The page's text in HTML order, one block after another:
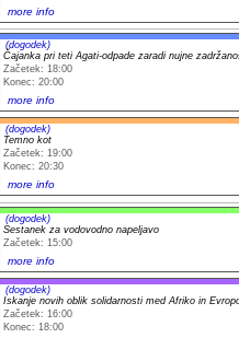
more info
(dogodek)
Čajanka pri teti Agati-odpade zaradi nujne
Začetek: 18:00
Konec: 20:00
more info
(dogodek)
Temno kot
Začetek: 19:00
Konec: 20:30
more info
(dogodek)
Sestanek za vodovodno napeljavo
Začetek: 15:00
more info
(dogodek)
Iskanje novih oblik solidarnosti med Afriko in
Začetek: 16:00
Konec: 18:00